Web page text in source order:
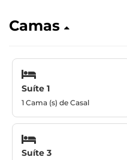
Camas
Suíte 1
1 Cama (s) de Casal
Suíte 3